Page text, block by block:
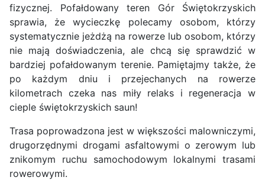
fizycznej. Pofałdowany teren Gór Świętokrzyskich
sprawia, że wycieczkę polecamy osobom, którzy
systematycznie jeżdżą na rowerze lub osobom, którzy
nie mają doświadczenia, ale chcą się sprawdzić w
bardziej pofałdowanym terenie. Pamiętajmy także, że
po każdym dniu i przejechanych na rowerze
kilometrach czeka nas miły relaks i regeneracja w
cieple świętokrzyskich saun!
Trasa poprowadzona jest w większości malowniczymi,
drugorzędnymi drogami asfaltowymi o zerowym lub
znikomym ruchu samochodowym lokalnymi trasami
rowerowymi.